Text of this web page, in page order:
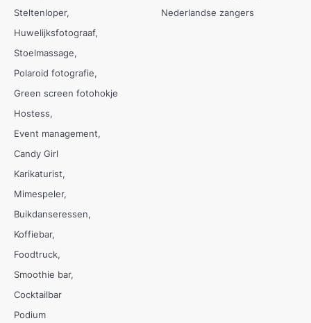
Steltenloper
Huwelijksfotograaf
Stoelmassage
Polaroid fotografie
Green screen fotohokje
Hostess
Event management
Candy Girl
Karikaturist
Mimespeler
Buikdanseressen
Koffiebar
Foodtruck
Smoothie bar
Cocktailbar
Podium
Nederlandse zangers